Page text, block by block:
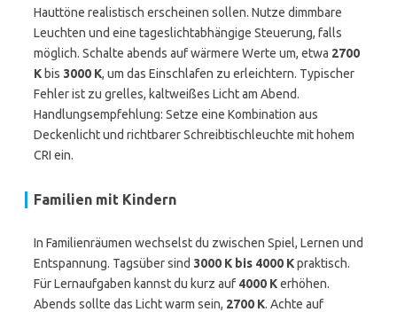
Hauttöne realistisch erscheinen sollen. Nutze dimmbare
Leuchten und eine tageslichtabhängige Steuerung, falls
möglich. Schalte abends auf wärmere Werte um, etwa 2700
K bis 3000 K, um das Einschlafen zu erleichtern. Typischer
Fehler ist zu grelles, kaltweißes Licht am Abend.
Handlungsempfehlung: Setze eine Kombination aus
Deckenlicht und richtbarer Schreibtischleuchte mit hohem
CRI ein.
Familien mit Kindern
In Familienräumen wechselst du zwischen Spiel, Lernen und
Entspannung. Tagsüber sind 3000 K bis 4000 Kpraktisch.
Für Lernaufgaben kannst du kurz auf 4000 Kerhöhen.
Abends sollte das Licht warm sein, 2700 K. Achte auf